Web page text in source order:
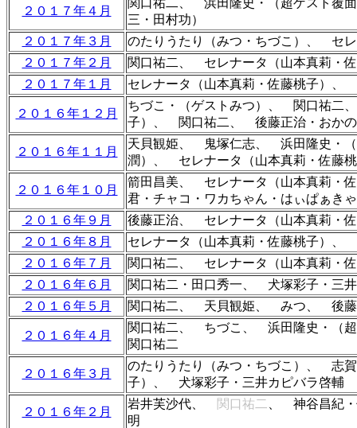
２０１７年４月
関口祐二、 浜田隆史・（超ゲスト覆
三・田村功）
２０１７年３月
のたりうたり（みつ・ちづこ）
、 セ
２０１７年２月
関口祐二、 セレナータ（山本真莉・
２０１７年１月
セレナータ（山本真莉・佐藤桃子）、
２０１６年１２月
ちづこ・（ゲストみつ）、 関口祐二
子）、 関口祐二、 後藤正治・おか
２０１６年１１月
天貝観姫、 鬼塚仁志、 浜田隆史・
潤）
、 セレナータ（山本真莉・佐藤
２０１６年１０月
箭田昌美、 セレナータ（山本真莉・
君・チャコ・ワカちゃん・はぃぱぁき
２０１６年９月
後藤正治、 セレナータ（山本真莉・
２０１６年８月
セレナータ（山本真莉・佐藤桃子）、
２０１６年７月
関口祐二、 セレナータ（山本真莉・
２０１６年６月
関口祐二・田口秀一
犬塚彩子・三
２０１６年５月
関口祐二、 天貝観姫、 みつ、 後藤
２０１６年４月
関口祐二、 ちづこ、 浜田隆史・（
関口祐二
２０１６年３月
のたりうたり（みつ・ちづこ）
、 志
子）
犬塚彩子・三井カピバラ啓輔
２０１６年２月
岩井芙沙代、 関口祐二
神谷昌紀
明